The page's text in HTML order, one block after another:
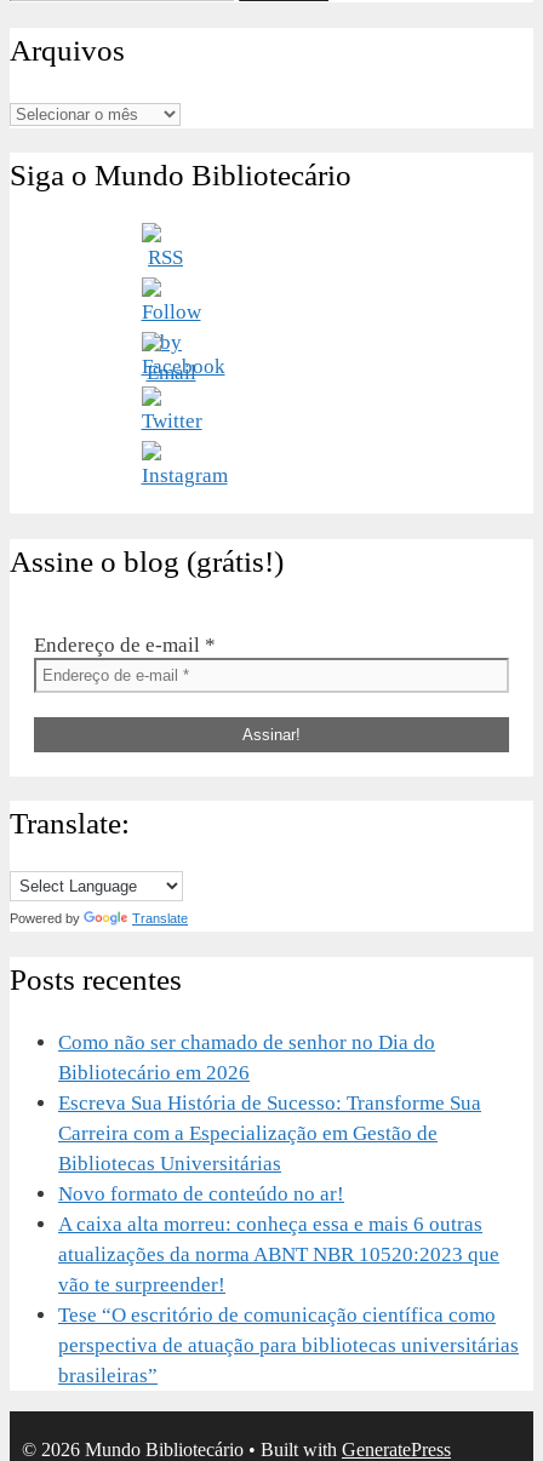
Arquivos
Arquivos
Siga o Mundo Bibliotecário
Assine o blog (grátis!)
Endereço de e-mail *
Translate:
Powered by Translate
Posts recentes
Como não ser chamado de senhor no Dia do
Bibliotecário em 2026
Escreva Sua História de Sucesso: Transforme Sua
Carreira com a Especialização em Gestão de
Bibliotecas Universitárias
Novo formato de conteúdo no ar!
A caixa alta morreu: conheça essa e mais 6 outras
atualizações da norma ABNT NBR 10520:2023 que
vão te surpreender!
Tese “O escritório de comunicação científica como
perspectiva de atuação para bibliotecas universitárias
brasileiras”
© 2026 Mundo Bibliotecário • Built with GeneratePress